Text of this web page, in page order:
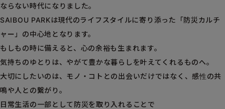
ならない時代になりました。
SAIBOU PARKは現代のライフスタイルに寄り添った「防災カルチ
ャー」の中心地となります。
もしもの時に備えると、心の余裕も生まれます。
気持ちのゆとりは、やがて豊かな暮らしを叶えてくれるものへ。
大切にしたいのは、モノ・コトとの出会いだけではなく、感性の共
鳴や人との繋がり。
日常生活の一部として防災を取り入れることで